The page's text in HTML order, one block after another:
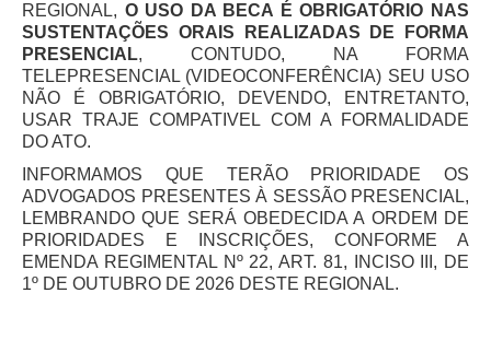
REGIONAL, O USO DA BECA É OBRIGATÓRIO NAS
SUSTENTAÇÕES ORAIS REALIZADAS DE FORMA
PRESENCIAL, CONTUDO, NA FORMA
TELEPRESENCIAL (VIDEOCONFERÊNCIA) SEU USO
NÃO É OBRIGATÓRIO, DEVENDO, ENTRETANTO,
USAR TRAJE COMPATIVEL COM A FORMALIDADE
DO ATO.
INFORMAMOS QUE TERÃO PRIORIDADE OS
ADVOGADOS PRESENTES À SESSÃO PRESENCIAL,
LEMBRANDO QUE SERÁ OBEDECIDA A ORDEM DE
PRIORIDADES E INSCRIÇÕES, CONFORME A
EMENDA REGIMENTAL Nº 22, ART. 81, INCISO III, DE
1º DE OUTUBRO DE 2026 DESTE REGIONAL.